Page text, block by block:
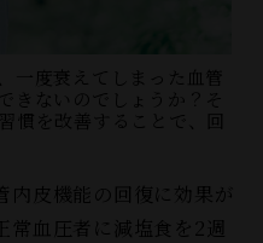
一度衰えてしまった血管
きないのでしょうか？そ
慣を改善することで、回
内皮機能の回復に効果が
常血圧者に減塩食を2週